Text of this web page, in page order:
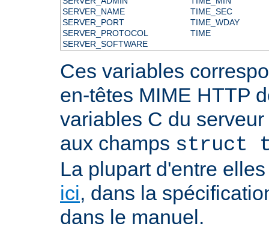
SERVER_NAME
SERVER_PORT
SERVER_PROTOCOL
SERVER_SOFTWARE
TIME_SEC
TIME_WDAY
TIME
Ces variables
en-têtes MIME HTTP
variables C du
aux champs struct
La plupart d'entre
ici, dans la
dans le manuel.